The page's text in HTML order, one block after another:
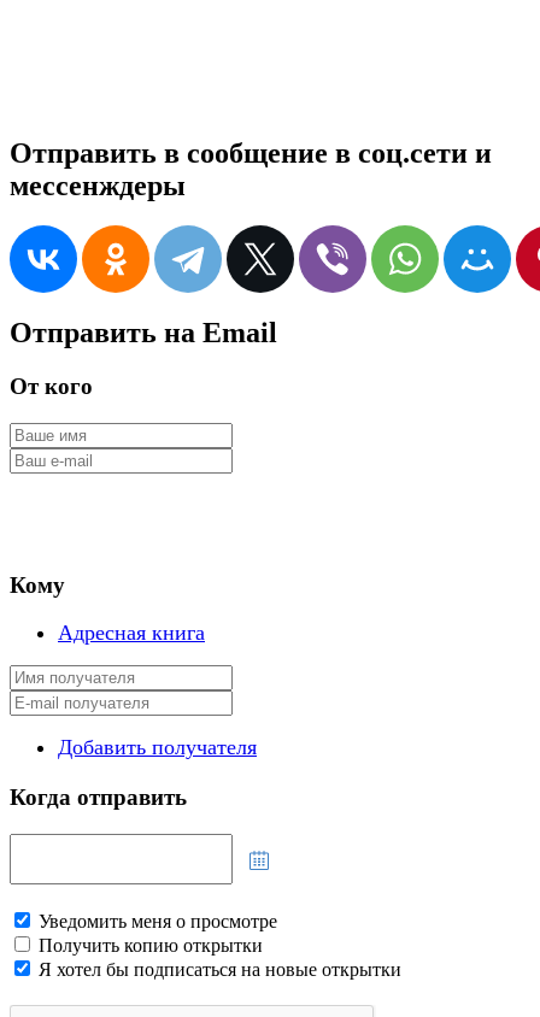
Отправить в сообщение в соц.сети и
мессенждеры
Отправить на Email
От кого
Кому
Адресная книга
Добавить получателя
Когда отправить
Уведомить меня о просмотре
Получить копию открытки
Я хотел бы подписаться на новые открытки